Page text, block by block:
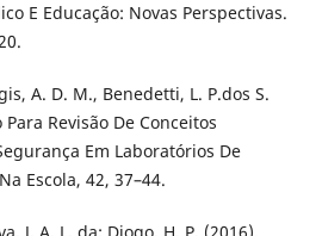
E Educação: Novas Perspectivas.
A. D. M., Benedetti, L. P.dos S.
Revisão De Conceitos
Em Laboratórios De
Escola, 42, 37–44.